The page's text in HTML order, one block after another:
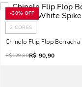
-30% OFF
2 CORES
Chinelo Flip Flop
R$129,90R$ 90,90